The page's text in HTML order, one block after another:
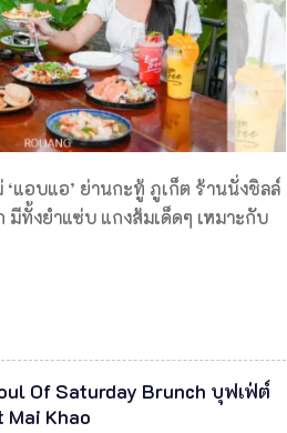
แอบแอ’ ย่านกะทู้ ภูเก็ต ร้านนั่งชิลล์
ทั้งยำแซ่บ แกงส้มเด็ดๆ เหมาะกับ
Of Saturday Brunch บุฟเฟ่ต์
Mai Khao